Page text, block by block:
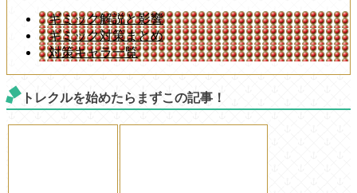
ギミック解説と影響
ギミック対策まとめ
対策キャラ一覧
トレクルを始めたらまずこの記事！